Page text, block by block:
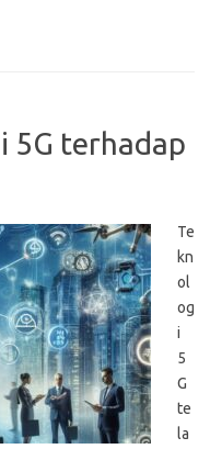
5G terhadap
Te
kn
ol
og
i
5
G
te
la